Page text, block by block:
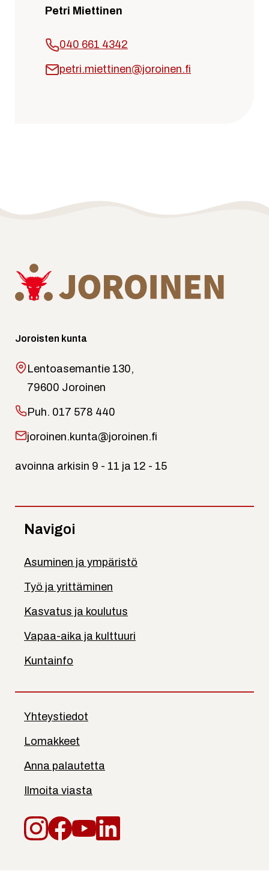
Petri Miettinen
040 661 4342
petri.miettinen@joroinen.fi
Joroisten kunta
Lentoasemantie 130,
79600 Joroinen
Puh. 017 578 440
joroinen.kunta@joroinen.fi
avoinna arkisin 9 - 11 ja 12 - 15
Navigoi
Asuminen ja ympäristö
Työ ja yrittäminen
Kasvatus ja koulutus
Vapaa-aika ja kulttuuri
Kuntainfo
Yhteystiedot
Lomakkeet
Anna palautetta
Ilmoita viasta
Instagram
Facebook
YouTube
LinkedIn